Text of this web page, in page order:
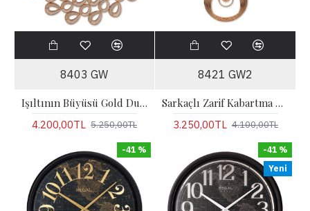
8403 GW
Işıltının Büyüsü Gold Duvar Saati
4.200,00TL 5.250,00TL
8421 GW2
Sarkaçlı Zarif Kabartma Rakamlı Duvar Saati
3.250,00TL 4.100,00TL
-41 %
Yeni
-41 %